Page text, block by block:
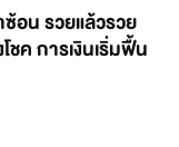
อน รวยแล้วรวย
ชค การเงินเริ่มฟื้น